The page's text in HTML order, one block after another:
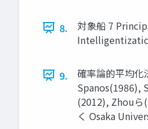
8.
対象船 7
9.
確率論的平均
Spanos(1986),
(2012), Zhouら
く Osaka